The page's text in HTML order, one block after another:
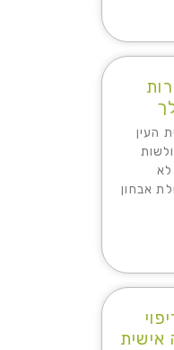
העין
לא
אבחון